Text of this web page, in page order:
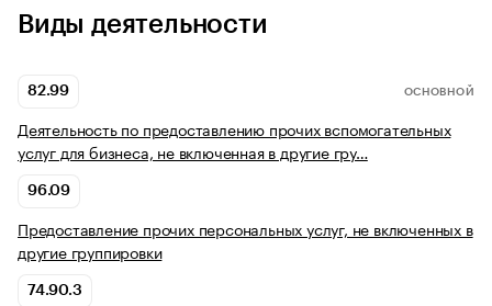
Виды деятельности
82.99 ОСНОВНОЙ
Деятельность по предоставлению прочих вспомогательных
услуг для бизнеса, не включенная в другие гру…
96.09
Предоставление прочих персональных услуг, не включенных в
другие группировки
74.90.3